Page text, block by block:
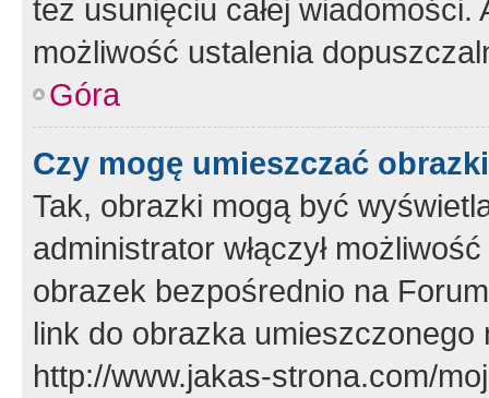
też usunięciu całej
możliwość ustalenia
Góra
Czy mogę umieszczać
Tak, obrazki mogą być
administrator włączył
obrazek bezpośrednio na
link do obrazka
http://www.jakas-strona.com/